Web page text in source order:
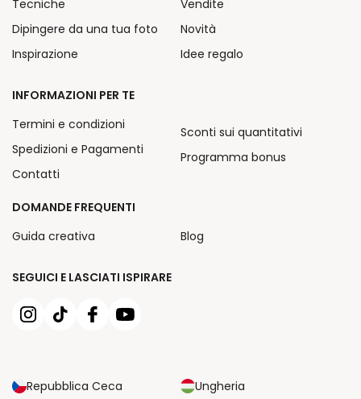
SEGUICI E LASCIATI ISPIRARE
Repubblica Ceca
Ungheria
Tecniche
Dipingere da una tua foto
Inspirazione
Vendite
Novità
Idee regalo
INFORMAZIONI PER TE
Termini e condizioni
Spedizioni e Pagamenti
Contatti
Sconti sui quantitativi
Programma bonus
DOMANDE FREQUENTI
Guida creativa
Blog